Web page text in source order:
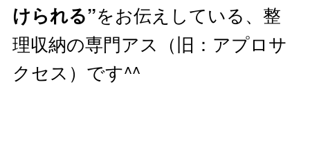
けられる”をお伝えしている、整
理収納の専門アス（旧：アプロサ
クセス）です^^